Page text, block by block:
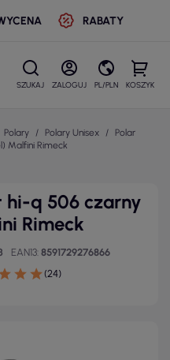
RABATY
SZUKAJ ZALOGUJ PL/PLN KOSZYK
Polary Polary Unisex
Polar
Malfini Rimeck
hi-q 506 czarny
Rimeck
EAN13 8591729276866
(24)